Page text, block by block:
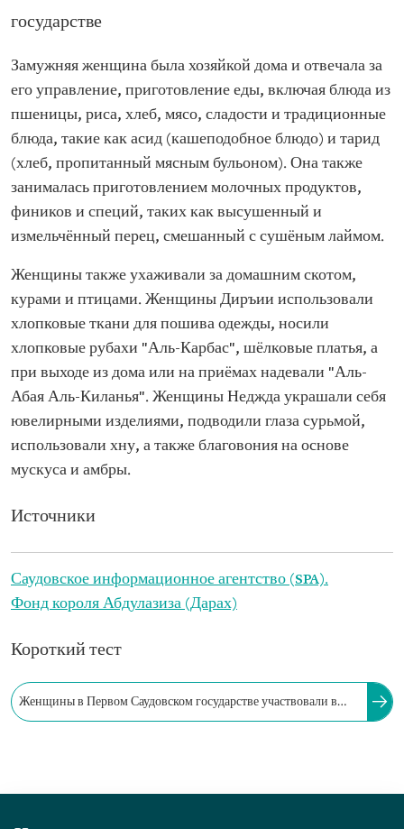
государстве
Замужняя женщина была хозяйкой дома и отвечала за
его управление, приготовление еды, включая блюда из
пшеницы, риса, хлеб, мясо, сладости и традиционные
блюда, такие как асид (кашеподобное блюдо) и тарид
(хлеб, пропитанный мясным бульоном). Она также
занималась приготовлением молочных продуктов,
фиников и специй, таких как высушенный и
измельчённый перец, смешанный с сушёным лаймом.
Женщины также ухаживали за домашним скотом,
курами и птицами. Женщины Диръии использовали
хлопковые ткани для пошива одежды, носили
хлопковые рубахи "Аль-Карбас", шёлковые платья, а
при выходе из дома или на приёмах надевали "Аль-
Абая Аль-Киланья". Женщины Неджда украшали себя
ювелирными изделиями, подводили глаза сурьмой,
использовали хну, а также благовония на основе
мускуса и амбры.
Источники
Саудовское информационное агентство (SPA).
Фонд короля Абдулазиза (Дарах)
Короткий тест
Женщины в Первом Саудовском государстве участвовали в